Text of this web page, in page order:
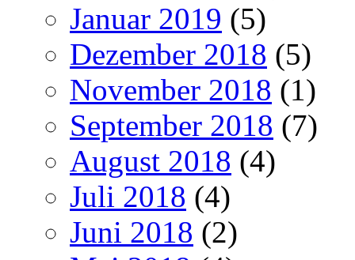
Januar 2019 (5)
Dezember 2018 (5)
November 2018 (1)
September 2018 (7)
August 2018 (4)
Juli 2018 (4)
Juni 2018 (2)